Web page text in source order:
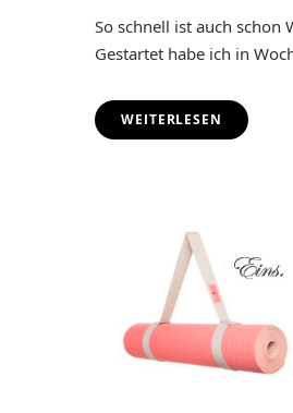
So schnell ist auch schon
Gestartet habe ich in
WEITERLESEN